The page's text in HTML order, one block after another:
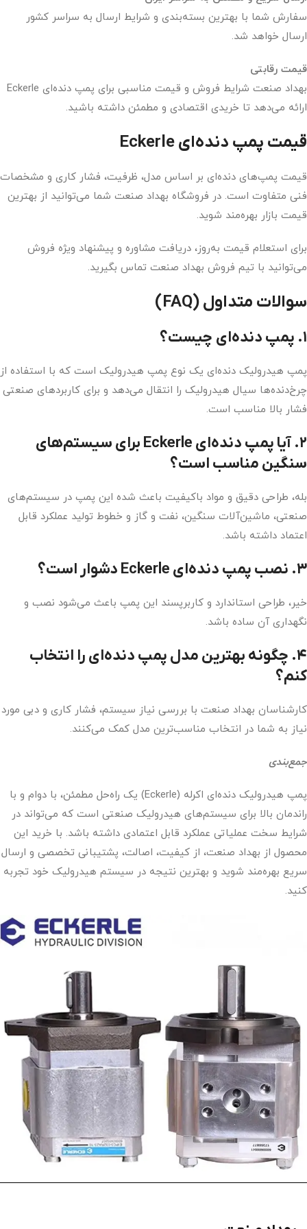
سفارش شما با بهترین بسته‌بندی و شرایط ارسال به سراسر کشور
ارسال خواهد شد.
قیمت رقابتی
بهداد صنعت شرایط فروش و قیمت مناسبی برای پمپ دنده‌ای Eckerle
ارائه می‌دهد تا خریدی اقتصادی و مطمئن داشته باشید.
قیمت پمپ دنده‌ای Eckerle
قیمت پمپ‌های دنده‌ای بر اساس مدل، ظرفیت، فشار کاری و مشخصات
فنی متفاوت است. در فروشگاه بهداد صنعت شما می‌توانید از بهترین
قیمت بازار بهره‌مند شوید.
برای استعلام قیمت به‌روز، دریافت مشاوره و پیشنهاد ویژه فروش
می‌توانید با تیم فروش بهداد صنعت تماس بگیرید.
سوالات متداول (FAQ)
۱. پمپ دنده‌ای چیست؟
پمپ هیدرولیک دنده‌ای یک نوع پمپ هیدرولیک است که با استفاده از
چرخ‌دنده‌ها سیال هیدرولیک را انتقال می‌دهد و برای کاربردهای صنعتی
فشار بالا مناسب است.
۲. آیا پمپ دنده‌ای Eckerle برای سیستم‌های
سنگین مناسب است؟
بله، طراحی دقیق و مواد باکیفیت باعث شده این پمپ در سیستم‌های
صنعتی، ماشین‌آلات سنگین، نفت و گاز و خطوط تولید عملکرد قابل
اعتماد داشته باشد.
۳. نصب پمپ دنده‌ای Eckerle دشوار است؟
خیر، طراحی استاندارد و کاربرپسند این پمپ باعث می‌شود نصب و
نگهداری آن ساده باشد.
۴. چگونه بهترین مدل پمپ دنده‌ای را انتخاب
کنم؟
کارشناسان بهداد صنعت با بررسی نیاز سیستم، فشار کاری و دبی مورد
نیاز به شما در انتخاب مناسب‌ترین مدل کمک می‌کنند.
جمع‌بندی
پمپ هیدرولیک دنده‌ای اکرله (Eckerle) یک راه‌حل مطمئن، با دوام و با
راندمان بالا برای سیستم‌های هیدرولیک صنعتی است که می‌تواند در
شرایط سخت عملیاتی عملکرد قابل اعتمادی داشته باشد. با خرید این
محصول از بهداد صنعت، از کیفیت، اصالت، پشتیبانی تخصصی و ارسال
سریع بهره‌مند شوید و بهترین نتیجه در سیستم هیدرولیک خود تجربه
کنید.